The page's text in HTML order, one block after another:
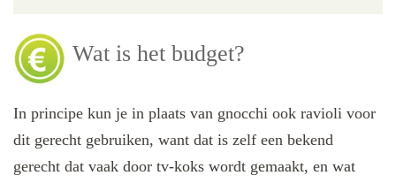
Wat is het budget?
In principe kun je in plaats van gnocchi ook ravioli voor
dit gerecht gebruiken, want dat is zelf een bekend
gerecht dat vaak door tv-koks wordt gemaakt, en wat